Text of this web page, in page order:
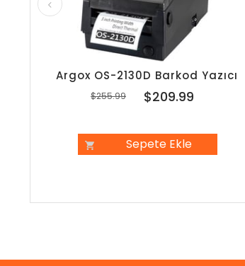
Argox OS-2130D Barkod Yazıcı
$209.99
$255.99
Sepete Ekle